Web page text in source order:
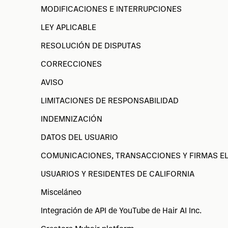
MODIFICACIONES E INTERRUPCIONES
LEY APLICABLE
RESOLUCIÓN DE DISPUTAS
CORRECCIONES
AVISO
LIMITACIONES DE RESPONSABILIDAD
INDEMNIZACIÓN
DATOS DEL USUARIO
COMUNICACIONES, TRANSACCIONES Y FIRMAS
USUARIOS Y RESIDENTES DE CALIFORNIA
Misceláneo
Integración de API de YouTube de Hair AI Inc.